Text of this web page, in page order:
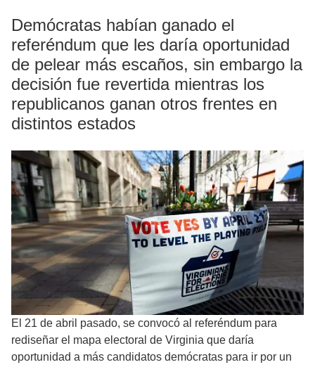
Demócratas habían ganado el
referéndum que les daría oportunidad
de pelear más escaños, sin embargo la
decisión fue revertida mientras los
republicanos ganan otros frentes en
distintos estados
El 21 de abril pasado, se convocó al referéndum para
rediseñar el mapa electoral de Virginia que daría
oportunidad a más candidatos demócratas para ir por un